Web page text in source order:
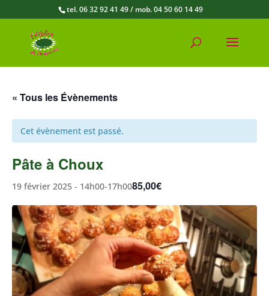
tel. 06 32 92 41 49 / mob. 04 50 60 14 49
« Tous les Évènements
Cet évènement est passé.
Pâte à Choux
19 février 2025 - 14h00-17h0085,00€